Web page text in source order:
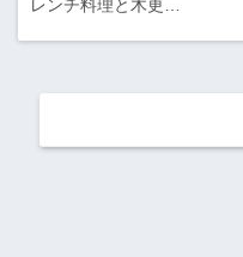
レンチ料理と木更…